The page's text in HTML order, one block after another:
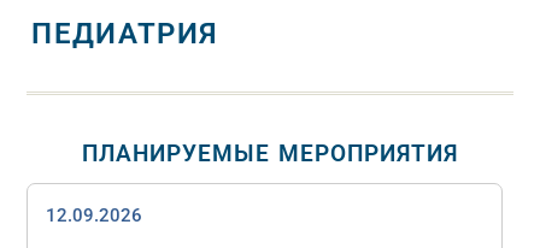
ПЕДИАТРИЯ
ПЛАНИРУЕМЫЕ МЕРОПРИЯТИЯ
12.09.2026